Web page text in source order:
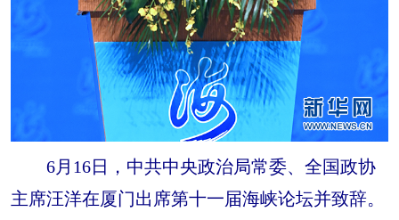
6月16日，中共中央政治局常委、全国政协
主席汪洋在厦门出席第十一届海峡论坛并致辞。